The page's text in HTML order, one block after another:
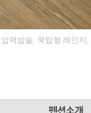
력밥솥, 쿡탑형 레인